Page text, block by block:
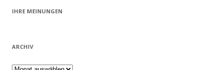
IHRE MEINUNGEN
ARCHIV
Archiv